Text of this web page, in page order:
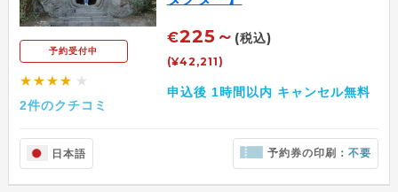
予約受付中
★★★★ ★
2件のクチコミ
€225～ (税込)
(¥42,211)
申込後 1時間以内 キャンセル無料
日本語 予約券の印刷：不要